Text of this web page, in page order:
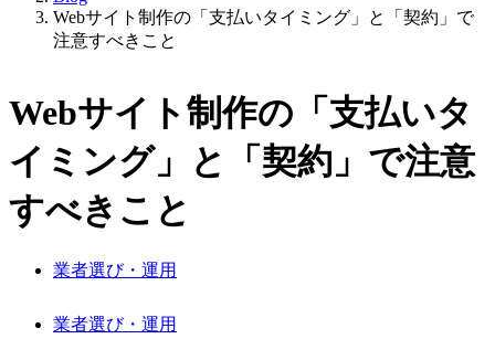
Webサイト制作の「支払いタイミング」と「契約」で
注意すべきこと
Webサイト制作の「支払いタ
イミング」と「契約」で注意
すべきこと
業者選び・運用
業者選び・運用